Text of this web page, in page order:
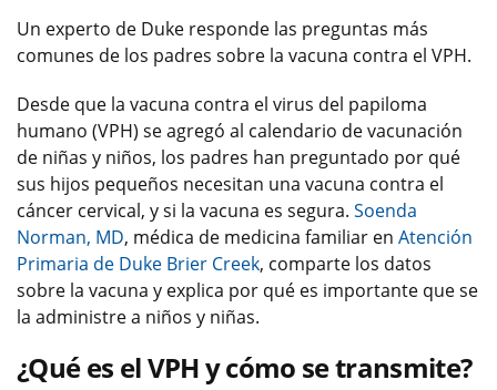
Un experto de Duke responde las preguntas más
comunes de los padres sobre la vacuna contra el VPH.
Desde que la vacuna contra el virus del papiloma
humano (VPH) se agregó al calendario de vacunación
de niñas y niños, los padres han preguntado por qué
sus hijos pequeños necesitan una vacuna contra el
cáncer cervical, y si la vacuna es segura. Soenda
Norman, MD, médica de medicina familiar en Atención
Primaria de Duke Brier Creek, comparte los datos
sobre la vacuna y explica por qué es importante que se
la administre a niños y niñas.
¿Qué es el VPH y cómo se transmite?